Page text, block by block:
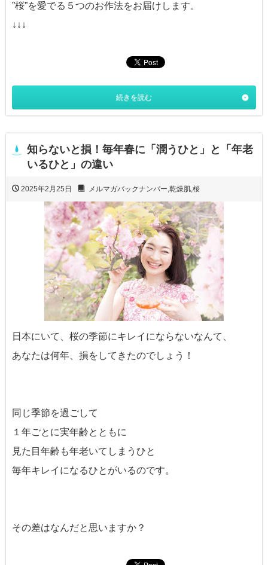
”桜”を愛でる５つのお作法をお届けします。
↓↓↓
続きを読む
知らないと損！毎年春に「潤うひと」と「年老
いるひと」の違い
2025年2月25日 メルマガバックナンバー,乾燥肌,桜
日本にいて、桜の季節にキレイにならないなんて、
あなたは何年、損をしてきたのでしょう！
同じ季節を過ごして
１年ごとに実年齢とともに
見た目年齢も年老いてしまうひと
毎年キレイになるひとがいるのです。
その差はなんだと思いますか？